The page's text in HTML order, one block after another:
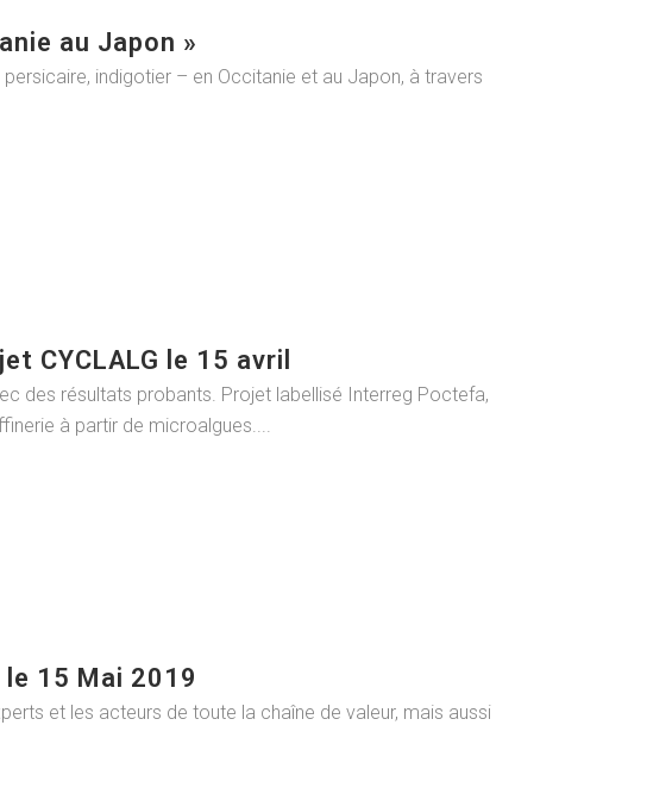
au Japon »
indigotier – en Occitanie et au Japon, à travers
CYCLALG le 15 avril
des résultats probants. Projet labellisé Interreg Poctefa,
à partir de microalgues....
15 Mai 2019
et les acteurs de toute la chaîne de valeur, mais aussi